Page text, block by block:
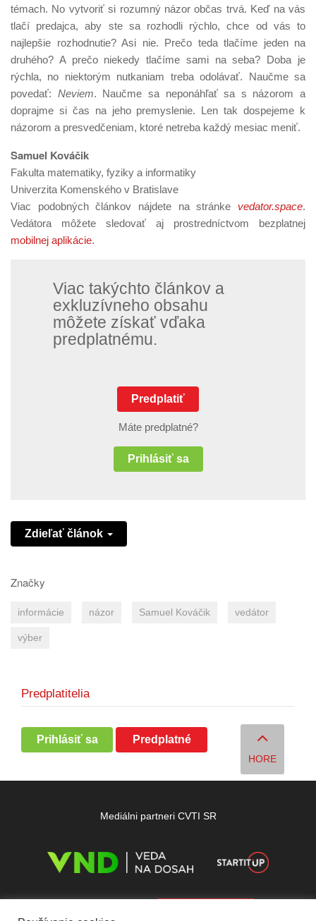
témach. No vytvoriť si rozumný názor občas trvá. Keď na vás
tlačí predajca, aby ste sa rozhodli rýchlo, chce od vás to
najlepšie rozhodnutie? Asi nie. Prečo teda tlačíme jeden na
druhého? A prečo niekedy tlačíme sami na seba? Doba je
rýchla, no niektorým nutkaniam treba odolávať. Naučme sa
povedať: Neviem. Naučme sa neponáhľať sa s názorom a
doprajme si čas na jeho premyslenie. Len tak dospejeme k
názorom a presvedčeniam, ktoré netreba každý mesiac meniť.
Samuel Kováčik
Fakulta matematiky, fyziky a informatiky
Univerzita Komenského v Bratislave
Viac podobných článkov nájdete na stránke vedator.space.
Vedátora môžete sledovať aj prostredníctvom bezplatnej
mobilnej aplikácie.
Viac takýchto článkov a
exkluzívneho obsahu
môžete získať vďaka
predplatnému.
Predplatiť
Máte predplatné?
Prihlásiť sa
Zdieľať článok
Značky
informácie názor Samuel Kováčik vedátor
výber
Predplatitelia
Prihlásiť sa Predplatné
HORE
Mediálni partneri CVTI SR